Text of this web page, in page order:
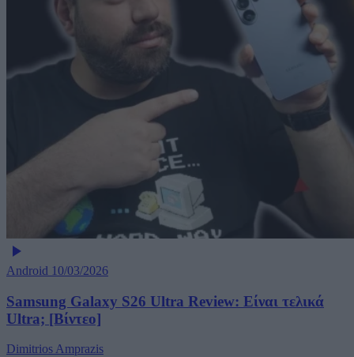
Android 10/03/2026
Samsung Galaxy S26 Ultra Review: Είναι τελικά
Ultra; [Βίντεο]
Dimitrios Amprazis